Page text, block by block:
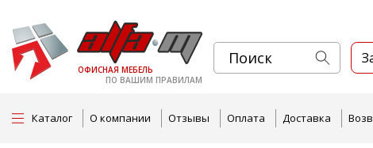
ОФИСНАЯ МЕБЕЛЬ
ПО ВАШИМ ПРАВИЛАМ
Каталог О компании Отзывы Оплата Доставка